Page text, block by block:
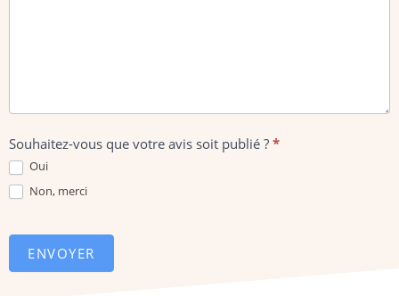
Souhaitez-vous que votre avis soit publié ? *
Oui
Non, merci
ENVOYER